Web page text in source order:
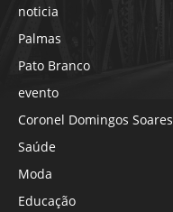
noticia
Palmas
Pato Branco
evento
Coronel Domingos Soares
Saúde
Moda
Educação